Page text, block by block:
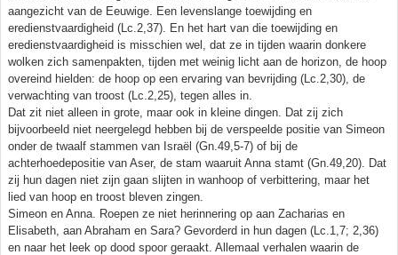
aangezicht van de Eeuwige. Een levenslange toewijding en
eredienstvaardigheid (Lc.2,37). En het hart van die toewijding en
eredienstvaardigheid is misschien wel, dat ze in tijden waarin donkere
wolken zich samenpakten, tijden met weinig licht aan de horizon, de hoop
overeind hielden: de hoop op een ervaring van bevrijding (Lc.2,30), de
verwachting van troost (Lc.2,25), tegen alles in.
Dat zit niet alleen in grote, maar ook in kleine dingen. Dat zij zich
bijvoorbeeld niet neergelegd hebben bij de verspeelde positie van Simeon
onder de twaalf stammen van Israël (Gn.49,5-7) of bij de
achterhoedepositie van Aser, de stam waaruit Anna stamt (Gn.49,20). Dat
zij hun dagen niet zijn gaan slijten in wanhoop of verbittering, maar het
lied van hoop en troost bleven zingen.
Simeon en Anna. Roepen ze niet herinnering op aan Zacharias en
Elisabeth, aan Abraham en Sara? Gevorderd in hun dagen (Lc.1,7; 2,36)
en naar het leek op dood spoor geraakt. Allemaal verhalen waarin de